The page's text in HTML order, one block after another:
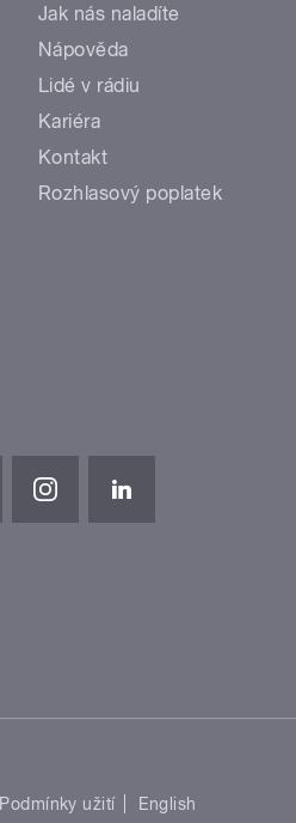
Jak nás naladíte
Nápověda
Lidé v rádiu
Kariéra
Kontakt
Rozhlasový poplatek
Podmínky užití English